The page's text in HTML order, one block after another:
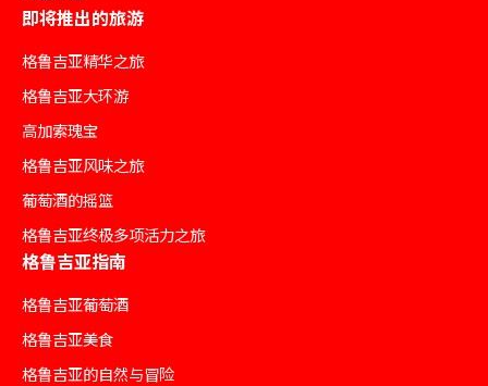
即将推出的旅游
格鲁吉亚精华之旅
格鲁吉亚大环游
高加索瑰宝
格鲁吉亚风味之旅
葡萄酒的摇篮
格鲁吉亚终极多项活力之旅
格鲁吉亚指南
格鲁吉亚葡萄酒
格鲁吉亚美食
格鲁吉亚的自然与冒险